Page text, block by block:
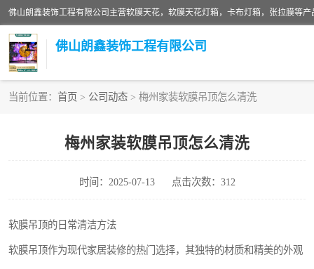
佛山朗鑫装饰工程有限公司
当前位置： 首页 > 公司动态 > 梅州家装软膜吊顶怎么清洗
梅州家装软膜吊顶怎么清洗
时间：2025-07-13 点击次数：312
软膜吊顶的日常清洁方法
软膜吊顶作为现代家居装修的热门选择，其独特的材质和精美的外观